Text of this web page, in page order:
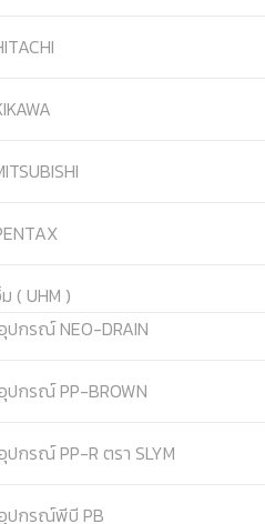
( UHM )
ปกรณ์ NEO-DRAIN
ปกรณ์ PP-BROWN
ปกรณ์ PP-R ตรา SLYM
ปกรณ์พีบี PB